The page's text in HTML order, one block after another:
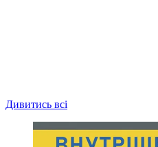
Дивитись всі